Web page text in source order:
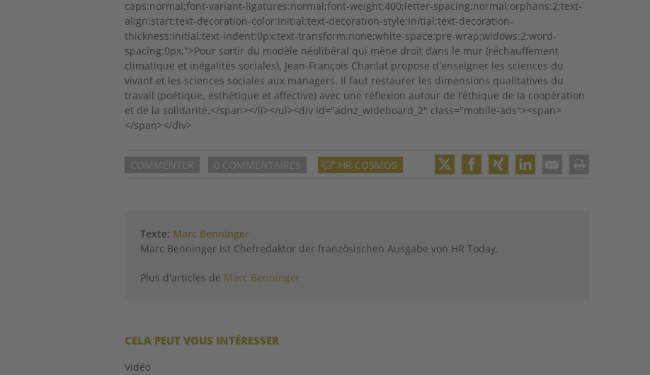
caps:normal;font-variant-ligatures:normal;font-weight:400;letter-spacing:normal;orphans:2;text-
align:start;text-decoration-color:initial;text-decoration-style:initial;text-decoration-
thickness:initial;text-indent:0px;text-transform:none;white-space:pre-wrap;widows:2;word-
spacing:0px;">Pour sortir du modèle néolibéral qui mène droit dans le mur (réchauffement
climatique et inégalités sociales), Jean-François Chanlat propose d'enseigner les sciences du
vivant et les sciences sociales aux managers. Il faut restaurer les dimensions qualitatives du
travail (poétique, esthétique et affective) avec une réflexion autour de l’éthique de la coopération
et de la solidarité.</span></li></ul><div id="adnz_wideboard_2" class="mobile-ads"><span>
</span></div>
COMMENTER 0 COMMENTAIRES HR COSMOS
Texte: Marc Benninger
Marc Benninger ist Chefredaktor der französischen Ausgabe von HR Today.
Plus d'articles de Marc Benninger
CELA PEUT VOUS INTÉRESSER
Vidéo